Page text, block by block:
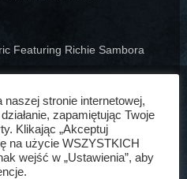
Featuring Richie Sambora
stronie internetowej,
zapamiętując Twoje
Klikając „Akceptuj
na użycie WSZYSTKICH
wejść w „Ustawienia”, aby